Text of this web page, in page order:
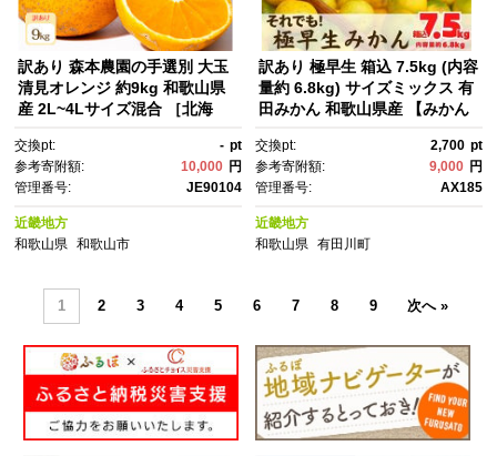
訳あり 森本農園の手選別 大玉
清見オレンジ 約9kg 和歌山県
産 2L~4Lサイズ混合 ［北海
27年2月上旬から順次発送予
定］［RN104］
交換pt: - pt
参考寄附額:
10,000 円
管理番号:
JE90104
近畿地方
和歌山県
和歌山市
訳あり 極早生 箱込 7.5kg (内容
量約 6.8kg) サイズミックス 有
田みかん 和歌山県産 【みかん
り順次発送予定］
交換pt: 2,700 pt
参考寄附額:
9,000 円
管理番号:
AX185
近畿地方
和歌山県 有田川町
1 2 3 4 5 6 7 8 9 次へ »